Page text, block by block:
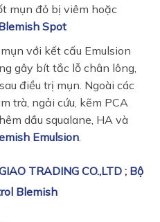
mụn đỏ bị viêm hoặc
Spot
với kết cấu Emulsion
gây bít tắc lỗ chân lông,
điều trị mụn. Ngoài các
trà, ngải cứu, kẽm PCA
dầu squalane, HA và
Emulsion.
TRADING CO.,LTD ; Bộ
Blemish